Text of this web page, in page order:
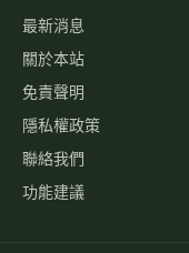
最新消息
關於本站
免責聲明
隱私權政策
聯絡我們
功能建議